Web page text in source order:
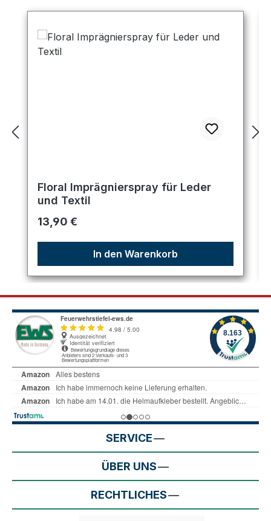
Floral Imprägnierspray für Leder
und Textil
Regulärer Preis:
13,90 €
In den Warenkorb
SERVICE
ÜBER UNS
RECHTLICHES